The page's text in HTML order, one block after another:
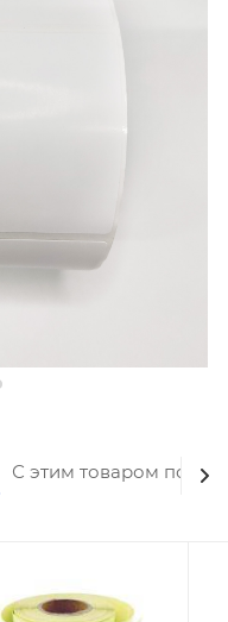
С этим товаром